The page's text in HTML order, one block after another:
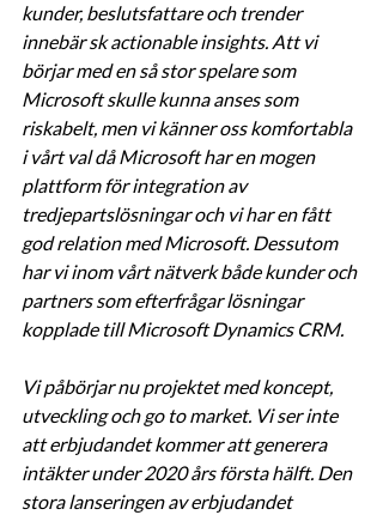
kunder, beslutsfattare och trender
innebär sk actionable insights. Att vi
börjar med en så stor spelare som
Microsoft skulle kunna anses som
riskabelt, men vi känner oss komfortabla
i vårt val då Microsoft har en mogen
plattform för integration av
tredjepartslösningar och vi har en fått
god relation med Microsoft. Dessutom
har vi inom vårt nätverk både kunder och
partners som efterfrågar lösningar
kopplade till Microsoft Dynamics CRM.
Vi påbörjar nu projektet med koncept,
utveckling och go to market. Vi ser inte
att erbjudandet kommer att generera
intäkter under 2020 års första hälft. Den
stora lanseringen av erbjudandet